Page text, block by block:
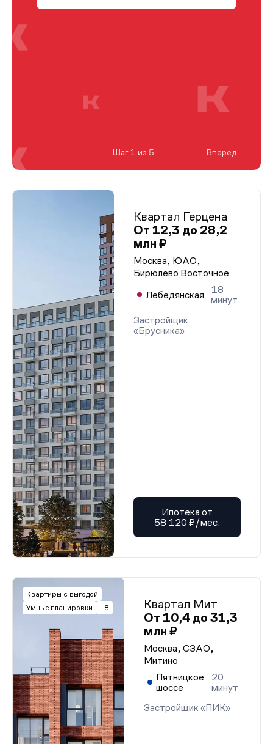
Квартал Герцена
От 12,3 до 28,2
млн ₽
Москва, ЮАО,
Бирюлево Восточное
Лебедянская
18
минут
Застройщик
«Брусника»
Ипотека от
58 120 ₽/мес.
Квартиры с выгодой
Умные планировки
+8
Квартал Мит
От 10,4 до 31,3
млн ₽
Москва, СЗАО,
Митино
Пятницкое
шоссе
20
минут
Застройщик «ПИК»
Шаг 1 из 5 Вперед